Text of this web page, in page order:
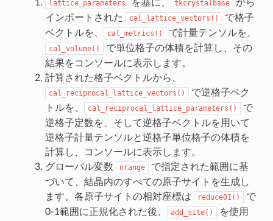
lattice_parameters を基に、 tkcrystalbase
から
インポートされた
cal_lattice_vectors()
で格子
ベクトルを、
cal_metrics() で計量テンソルを、
cal_volume()
で単位格子の体積を計算し、その
結果をコンソールに表示します。
計算された格子ベクトルから、
cal_reciprocal_lattice_vectors()
で逆格子ベク
トルを、
cal_reciprocal_lattice_parameters()
で
逆格子定数を、そして逆格子ベクトルを用いて
逆格子計量テンソルと逆格子単位格子の体積を
計算し、コンソールに表示します。
グローバル変数
nrange
で指定された範囲に基
づいて、結晶内のすべての原子サイトを生成し
ます。各原子サイトの相対座標は
reduce01()
で
0-1範囲に正規化された後、
add_site()
を使用